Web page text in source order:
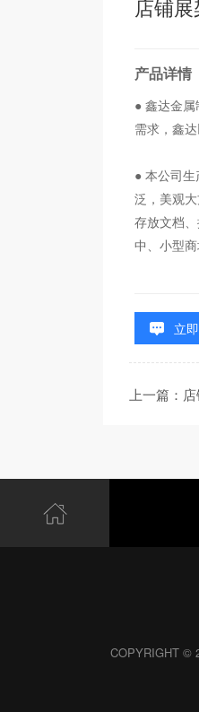
店铺
产品详情
● 鑫达金
需求，鑫
● 本公司
泛，美观
存放文档
中、小型
立
上一篇：
COPYRIGHT ©